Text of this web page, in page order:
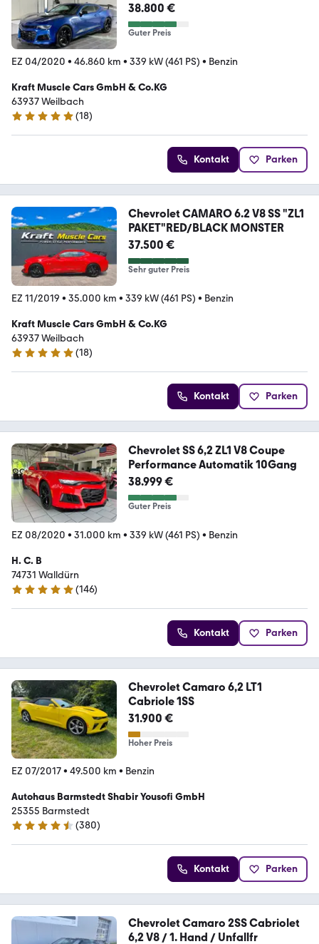
38.800 €
Guter Preis
EZ 04/2020 • 46.860 km • 339 kW (461 PS) • Benzin
Kraft Muscle Cars GmbH & Co.KG
63937 Weilbach
5 Sterne
(18)
Kontakt Parken
Chevrolet CAMARO 6.2 V8 SS "ZL1
PAKET"RED/BLACK MONSTER
37.500 €
Sehr guter Preis
EZ 11/2019 • 35.000 km • 339 kW (461 PS) • Benzin
Kraft Muscle Cars GmbH & Co.KG
63937 Weilbach
5 Sterne
(18)
Kontakt Parken
Chevrolet SS 6,2 ZL1 V8 Coupe
Performance Automatik 10Gang
38.999 €
Guter Preis
EZ 08/2020 • 31.000 km • 339 kW (461 PS) • Benzin
H. C. B
74731 Walldürn
4.9 Sterne
(146)
Kontakt Parken
Chevrolet Camaro 6,2 LT1
Cabriole 1SS
31.900 €
Hoher Preis
EZ 07/2017• 49.500 km • Benzin
Autohaus Barmstedt Shabir Yousofi GmbH
25355 Barmstedt
4.5 Sterne
(380)
Kontakt Parken
Chevrolet Camaro 2SS Cabriolet
6,2 V8 / 1. Hand / Unfallfr